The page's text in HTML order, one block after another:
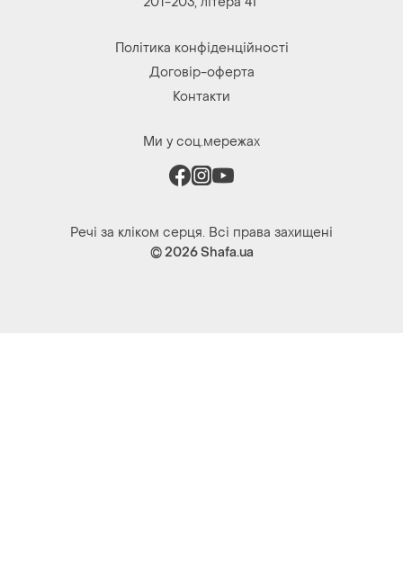
Політика конфіденційності
Договір-оферта
Контакти
Ми у соц.мережах
Речі за кліком серця. Всі права захищені
© 2026Shafa.ua